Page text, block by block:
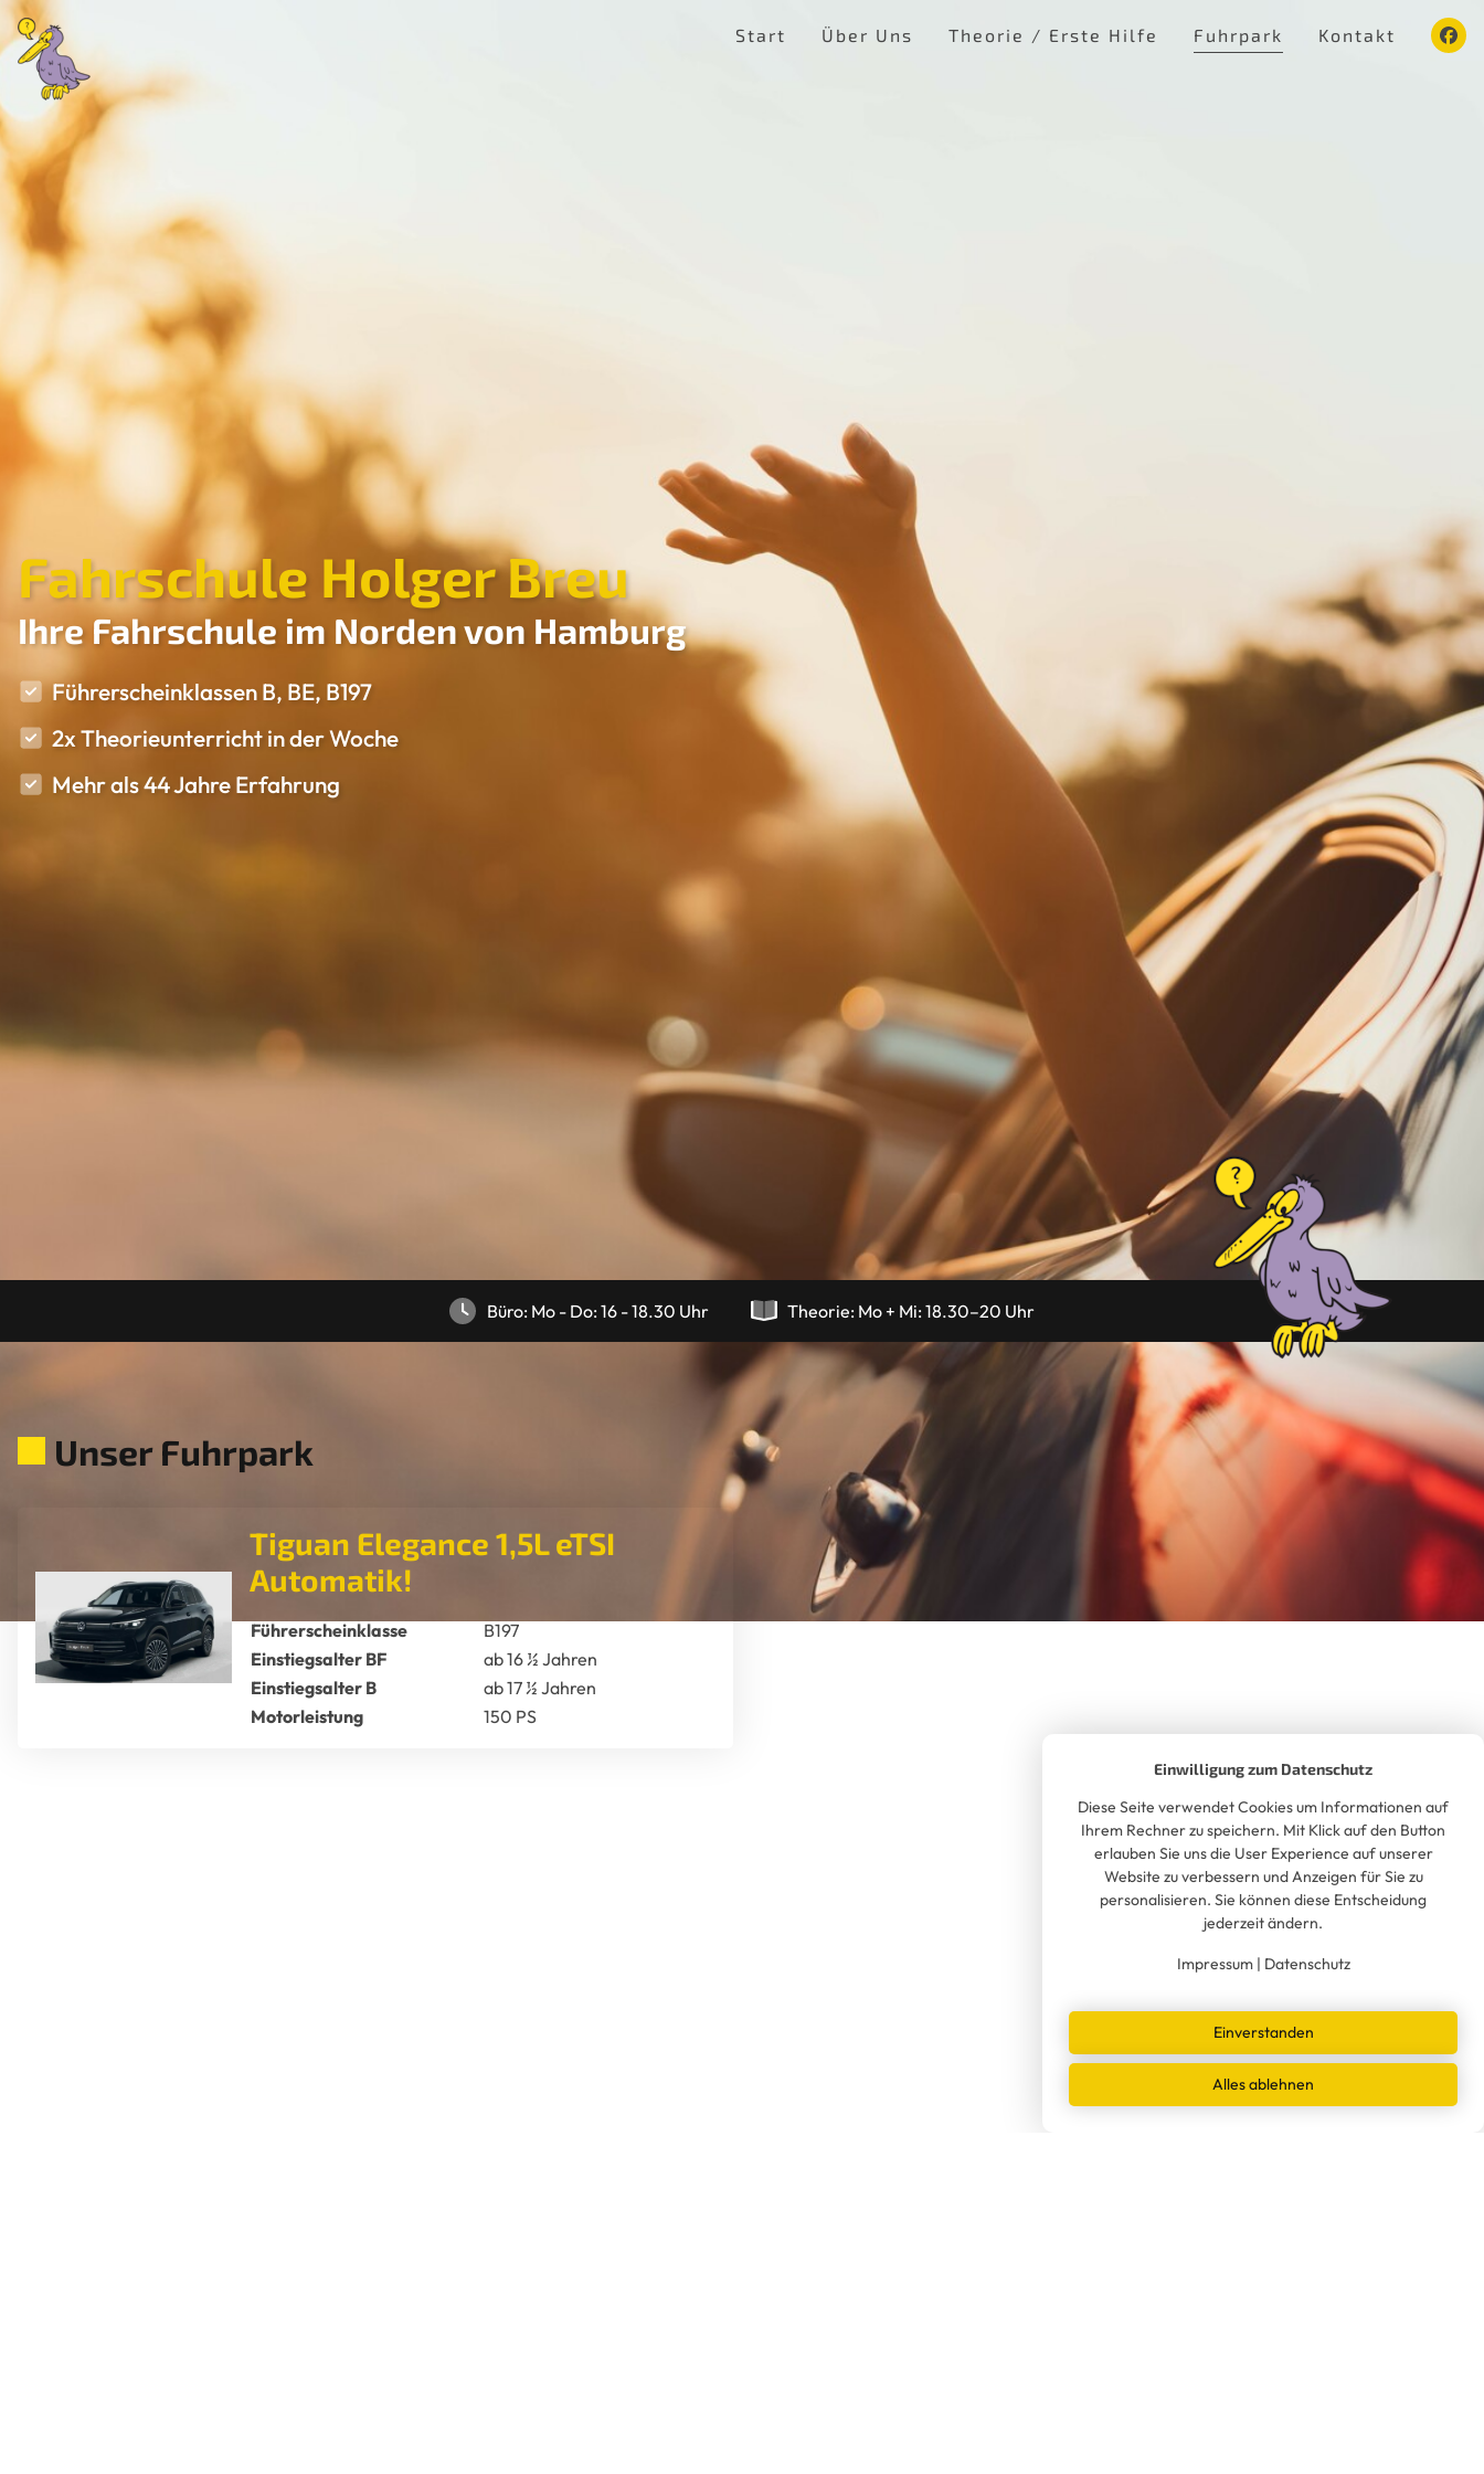
Start Über Uns Theorie / Erste Hilfe Fuhrpark Kontakt
Fahrschule Holger Breu
Ihre Fahrschule im Norden von Hamburg
Führerscheinklassen B, BE, B197
2x Theorieunterricht in der Woche
Mehr als 44 Jahre Erfahrung
Büro: Mo - Do: 16 - 18.30 Uhr Theorie: Mo + Mi:18.30–20 Uhr
Unser Fuhrpark
Tiguan Elegance 1,5L eTSI
Automatik!
Führerscheinklasse
B197
Einstiegsalter BF
ab 16 ½ Jahren
Einstiegsalter B
ab 17 ½ Jahren
Motorleistung
150 PS
Einwilligung zum Datenschutz
Diese Seite verwendet Cookies um Informationen auf
Ihrem Rechner zu speichern. Mit Klick auf den Button
erlauben Sie uns die User Experience auf unserer
Website zu verbessern und Anzeigen für Sie zu
personalisieren. Sie können diese Entscheidung
jederzeit ändern.
Impressum| Datenschutz
Einverstanden
Alles ablehnen